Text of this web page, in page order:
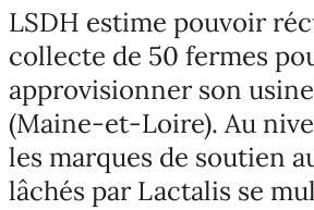
LSDH estime pouvoir
collecte de 50 fermes
approvisionner son
(Maine-et-Loire). Au
les marques de soutien
lâchés par Lactalis se